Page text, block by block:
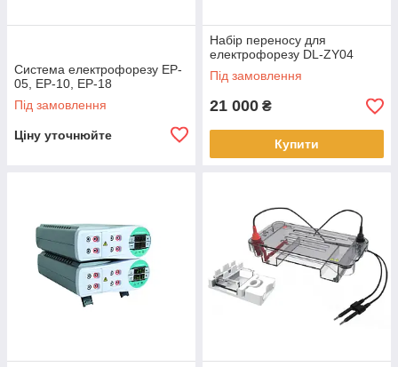
Система електрофорезу EP-
05, EP-10, EP-18
Під замовлення
Ціну уточнюйте
Набір переносу для
електрофорезу DL-ZY04
Під замовлення
21 000 ₴
Купити